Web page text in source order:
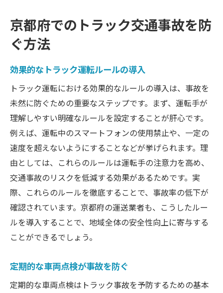
トラック事故防止のための京都府対策
京都府の事故防止に向けた取り組み
企業の安全管理強化策を紹介
トラック安全運転のための新しい指針
事故予防に役立つ最新技術の活用
京都府独自の交通安全活動を分析
地域協力による交通安全の推進
京都府におけるトラック事故の現状と対策
京都府でのトラック事故の統計分析
事故原因の徹底調査と解決策
京都府での事故防止対策の評価
他地域との比較で見る京都府の現状
事故防止に向けた具体的なアクション
トラック事故を防ぐための京都府の手法
トラック運行管理の最新手法
京都府でのトラック交通事故を防
ぐ方法
効果的なトラック運転ルールの導入
トラック運転における効果的なルールの導入は、事故を
未然に防ぐための重要なステップです。まず、運転手が
理解しやすい明確なルールを設定することが肝心です。
例えば、運転中のスマートフォンの使用禁止や、一定の
速度を超えないようにすることなどが挙げられます。理
由としては、これらのルールは運転手の注意力を高め、
交通事故のリスクを低減する効果があるためです。実
際、これらのルールを徹底することで、事故率の低下が
確認されています。京都府の運送業者も、こうしたルー
ルを導入することで、地域全体の安全性向上に寄与する
ことができるでしょう。
定期的な車両点検が事故を防ぐ
定期的な車両点検はトラック事故を予防するための基本